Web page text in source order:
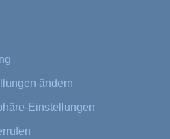
ändern
Einstellungen